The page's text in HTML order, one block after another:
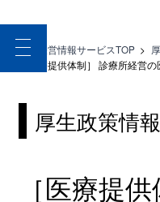
toggle
navigation
医療経営情報サービスTOP >
［医療提供体制］ 診療所経営
厚生政策情報
［医療提